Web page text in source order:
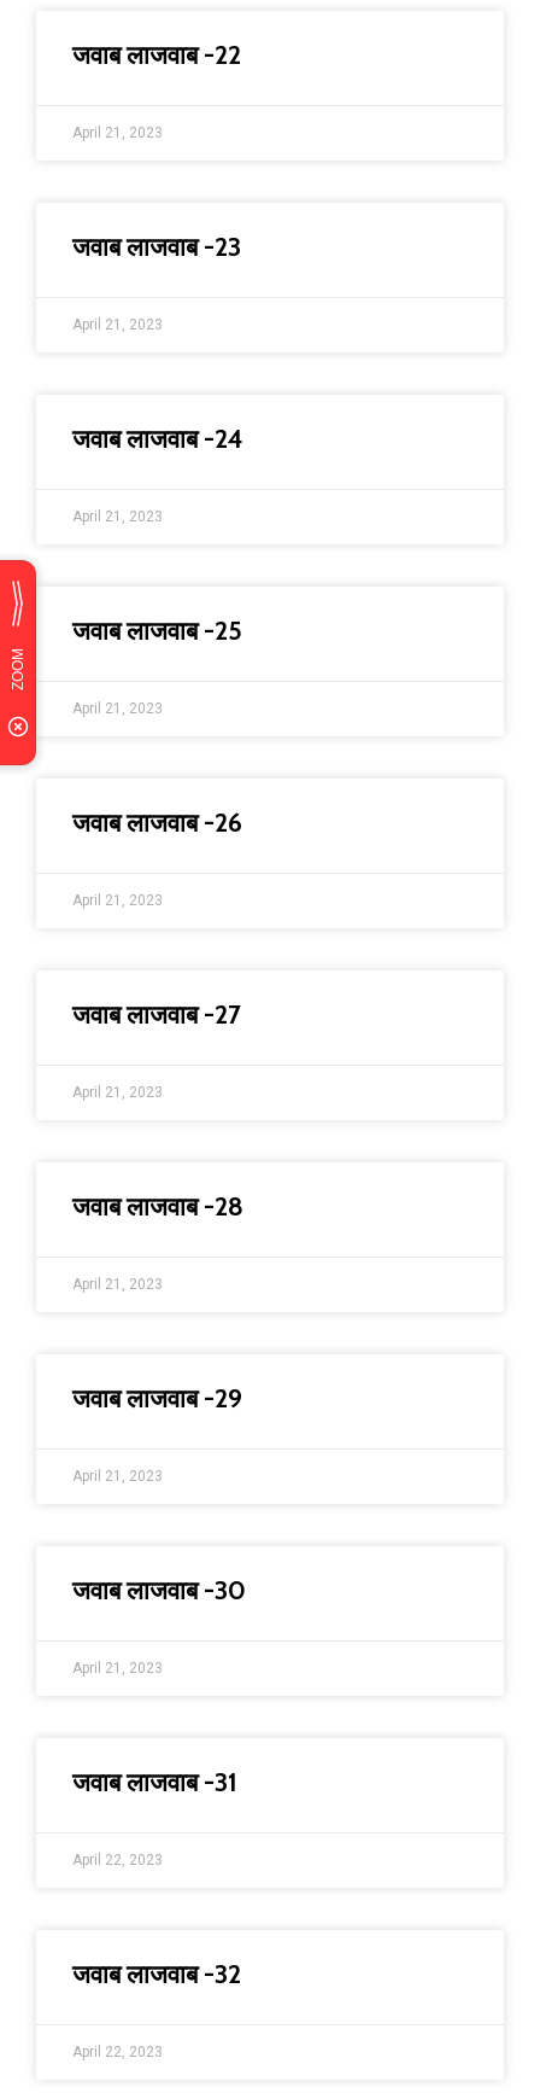
जवाब लाजवाब -22
April 21, 2023
जवाब लाजवाब -23
April 21, 2023
जवाब लाजवाब -24
April 21, 2023
जवाब लाजवाब -25
April 21, 2023
जवाब लाजवाब -26
April 21, 2023
जवाब लाजवाब -27
April 21, 2023
जवाब लाजवाब -28
April 21, 2023
जवाब लाजवाब -29
April 21, 2023
जवाब लाजवाब -30
April 21, 2023
जवाब लाजवाब -31
April 22, 2023
जवाब लाजवाब -32
April 22, 2023